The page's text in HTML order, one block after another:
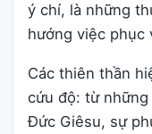
ý chí, là những
hướng việc phục
Các thiên thần
cứu độ: từ những
Đức Giêsu, sự